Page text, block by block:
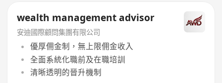
wealth management advisor
安迪國際顧問集團有限公司
優厚佣金制，無上限佣金收入
全面系統化職前及在職培訓
清晰透明的晉升機制